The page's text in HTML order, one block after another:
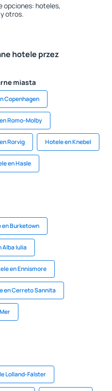
opciones: hoteles,
otros.
hotele przez
miasta
Copenhagen
Romo-Molby
Rorvig Hotele en Knebel
en Hasle
en Burketown
Alba Iulia
en Ennismore
en Cerreto Sannita
Lolland-Falster